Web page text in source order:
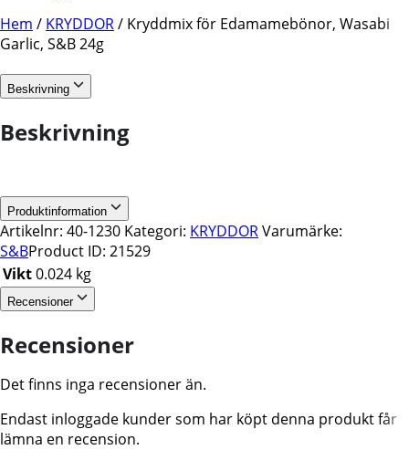
Hem / KRYDDOR/ Kryddmix för Edamamebönor, Wasabi
Garlic, S&B 24g
Beskrivning
Beskrivning
Produktinformation
Artikelnr: 40-1230 Kategori: KRYDDORVarumärke:
S&BProduct ID: 21529
Vikt0.024 kg
Recensioner
Recensioner
Det finns inga recensioner än.
Endast inloggade kunder som har köpt denna produkt får
lämna en recension.